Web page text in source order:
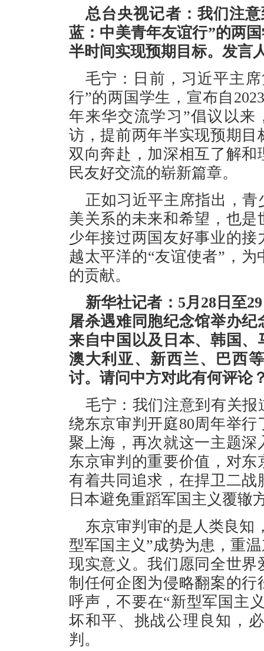
总台央视记者：我们注
蓝：中美青年友谊行”的两
半时间实现预期目标。发言
毛宁：日前，习近平主
行”的两国学生，宣布自
年来华交流学习”倡议以来
访，提前两年半实现预期
双向奔赴，加深相互了解
民友好交流的崭新篇章。
正如习近平主席指出，
美关系的未来和希望，也
少年接过两国友好事业的
越太平洋的“友谊使者”，
的贡献。
新华社记者：5月28日至
屠杀遇难同胞纪念馆举办
来自中国以及日本、韩国
澳大利亚、新西兰、巴西
讨。请问中方对此有何评论
毛宁：我们注意到有关
绕东京审判开庭80周年举
聚上海，再次就这一主题
东京审判的重要价值，对
有着共同追求，在捍卫二
日本避免重蹈军国主义覆辙
东京审判审的是人类良知
型军国主义”成势为患，重
现实意义。我们愿同全世
制任何企图为侵略翻案的
呼声，不要在“新型军国主
坏和平、挑战公理良知，
判。